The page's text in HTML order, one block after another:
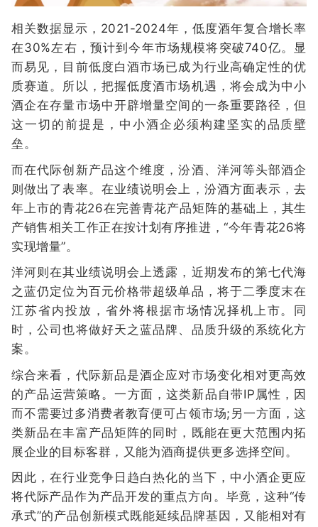
相关数据显示，2021-2024年，低度酒年复合增长率
在30%左右，预计到今年市场规模将突破740亿。显
而易见，目前低度白酒市场已成为行业高确定性的优
质赛道。所以，把握低度酒市场机遇，将会成为中小
酒企在存量市场中开辟增量空间的一条重要路径，但
这一切的前提是，中小酒企必须构建坚实的品质壁
垒。
而在代际创新产品这个维度，汾酒、洋河等头部酒企
则做出了表率。在业绩说明会上，汾酒方面表示，去
年上市的青花26在完善青花产品矩阵的基础上，其生
产销售相关工作正在按计划有序推进，“今年青花26将
实现增量”。
洋河则在其业绩说明会上透露，近期发布的第七代海
之蓝仍定位为百元价格带超级单品，将于二季度末在
江苏省内投放，省外将根据市场情况择机上市。同
时，公司也将做好天之蓝品牌、品质升级的系统化方
案。
综合来看，代际新品是酒企应对市场变化相对更高效
的产品运营策略。一方面，这类新品自带IP属性，因
而不需要过多消费者教育便可占领市场;另一方面，这
类新品在丰富产品矩阵的同时，既能在更大范围内拓
展企业的目标客群，又能为酒商提供更多选择空间。
因此，在行业竞争日趋白热化的当下，中小酒企更应
将代际产品作为产品开发的重点方向。毕竟，这种“传
承式”的产品创新模式既能延续品牌基因，又能相对有